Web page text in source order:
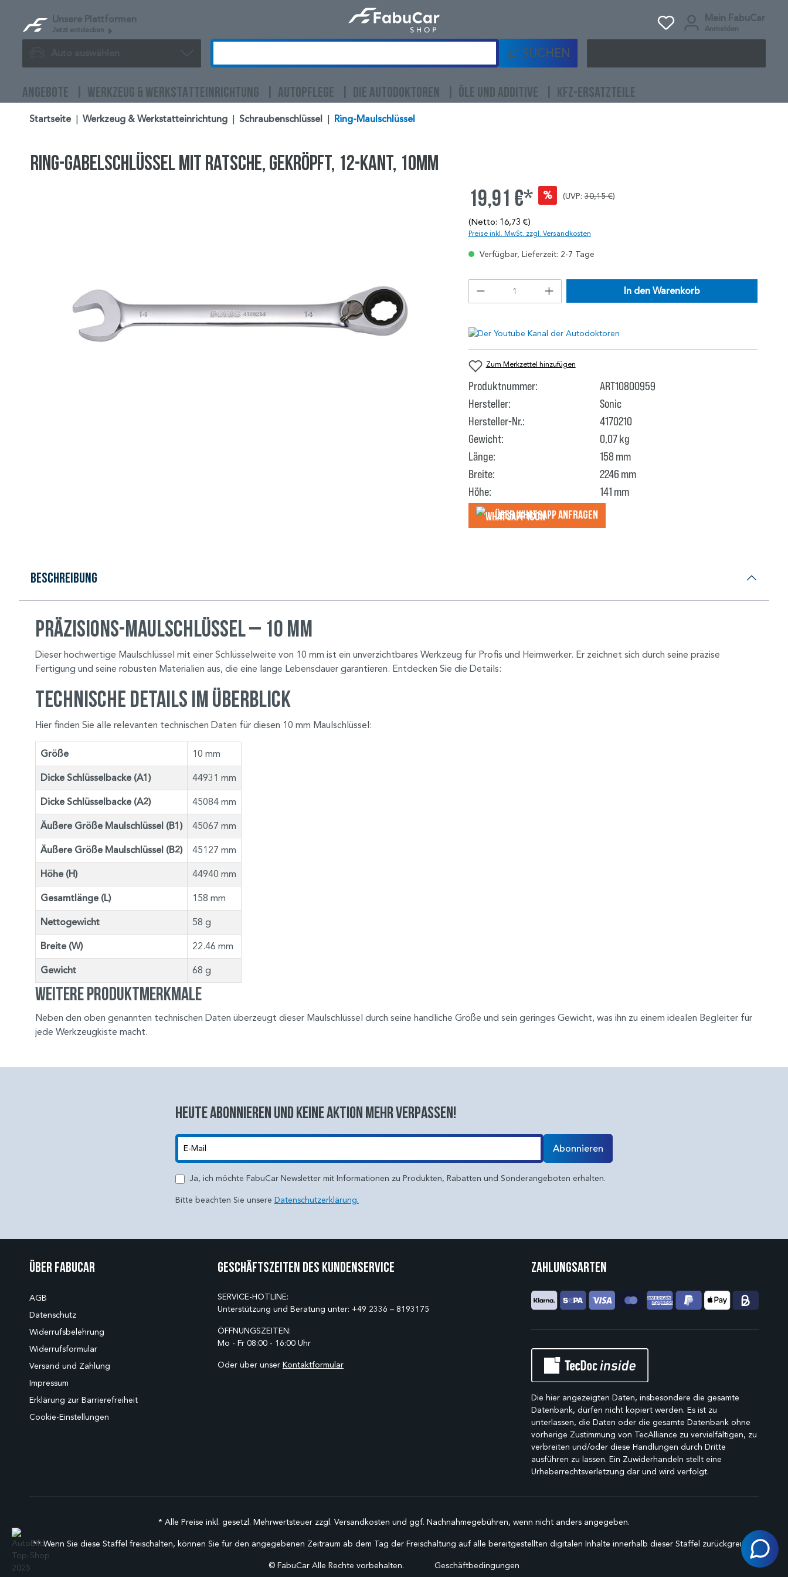
Unsere Plattformen
Jetzt entdecken
Mein FabuCar
Anmelden
Auto auswählen SUCHEN
ANGEBOTE WERKZEUG & WERKSTATTEINRICHTUNG AUTOPFLEGE DIE AUTODOKTOREN ÖLE UND ADDITIVE KFZ-ERSATZTEILE
Startseite Werkzeug & Werkstatteinrichtung Schraubenschlüssel Ring-Maulschlüssel
Ring-Gabelschlüssel mit Ratsche, gekröpft, 12-kant, 10mm
19,91 €* % (UVP:30,15 €)
(Netto: 16,73 €)
Preise inkl. MwSt. zzgl. Versandkosten
Verfügbar, Lieferzeit: 2-7 Tage
In den Warenkorb
Zum Merkzettel hinzufügen
Produktnummer:
ART10800959
Hersteller:
Sonic
Hersteller-Nr.:
4170210
Gewicht:
0,07 kg
Länge:
158 mm
Breite:
2246 mm
Höhe:
141 mm
Über WhatsApp anfragеn
Beschreibung
Präzisions-Maulschlüssel – 10 mm
Dieser hochwertige Maulschlüssel mit einer Schlüsselweite von 10 mm ist ein unverzichtbares Werkzeug für Profis und Heimwerker. Er zeichnet sich durch seine präzise
Fertigung und seine robusten Materialien aus, die eine lange Lebensdauer garantieren. Entdecken Sie die Details:
Technische Details im Überblick
Hier finden Sie alle relevanten technischen Daten für diesen 10 mm Maulschlüssel:
Größe 10 mm
Dicke Schlüsselbacke (A1) 44931 mm
Dicke Schlüsselbacke (A2) 45084 mm
Äußere Größe Maulschlüssel (B1) 45067 mm
Äußere Größe Maulschlüssel (B2) 45127 mm
Höhe (H) 44940 mm
Gesamtlänge (L) 158 mm
Nettogewicht 58 g
Breite (W) 22.46 mm
Gewicht 68 g
Weitere Produktmerkmale
Neben den oben genannten technischen Daten überzeugt dieser Maulschlüssel durch seine handliche Größe und sein geringes Gewicht, was ihn zu einem idealen Begleiter für
jede Werkzeugkiste macht.
Heute abonnieren und keine aktion mehr verpassen!
Abonnieren
Ja, ich möchte FabuCar Newsletter mit Informationen zu Produkten, Rabatten und Sonderangeboten erhalten.
Bitte beachten Sie unsere Datenschutzerklärung.
Über Fabucar
AGB
Datenschutz
Widerrufsbelehrung
Widerrufsformular
Versand und Zahlung
Impressum
Erklärung zur Barrierefreiheit
Cookie-Einstellungen
Geschäftszeiten des Kundenservice
SERVICE-HOTLINE:
Unterstützung und Beratung unter: +49 2336 – 8193175
ÖFFNUNGSZEITEN:
Mo - Fr 08:00 - 16:00 Uhr
Oder über unser Kontaktformular
Zahlungsarten
Die hier angezeigten Daten, insbesondere die gesamte
Datenbank, dürfen nicht kopiert werden. Es ist zu
unterlassen, die Daten oder die gesamte Datenbank ohne
vorherige Zustimmung von TecAlliance zu vervielfältigen, zu
verbreiten und/oder diese Handlungen durch Dritte
ausführen zu lassen. Ein Zuwiderhandeln stellt eine
Urheberrechtsverletzung dar und wird verfolgt.
* Alle Preise inkl. gesetzl. Mehrwertsteuer zzgl. Versandkosten und ggf. Nachnahmegebühren, wenn nicht anders angegeben.
** Wenn Sie diese Staffel freischalten, können Sie für den angegebenen Zeitraum ab dem Tag der Freischaltung auf alle bereitgestellten digitalen Inhalte innerhalb dieser Staffel zurückgreifen.
© FabuCar Alle Rechte vorbehalten. Geschäftbedingungen